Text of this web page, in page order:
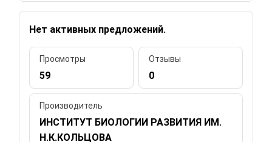
Нет активных предложений.
Просмотры
59
Отзывы
0
Производитель
ИНСТИТУТ БИОЛОГИИ РАЗВИТИЯ ИМ.
Н.К.КОЛЬЦОВА